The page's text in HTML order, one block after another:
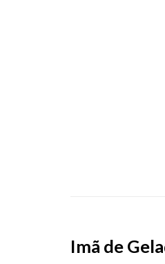
Imã de